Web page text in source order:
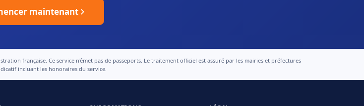
maintenant
française. Ce service n'émet pas de passeports. Le traitement officiel est assuré par les mairies et préfectures
incluant les honoraires du service.